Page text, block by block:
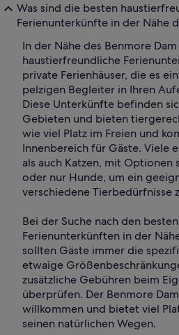
Was sind die besten
Ferienunterkünfte in der Nähe
In der Nähe des Benmore
haustierfreundliche
private Ferienhäuser, die es
pelzigen Begleiter in Ihren
Diese Unterkünfte befinden
Gebieten und bieten
wie viel Platz im Freien und
Innenbereich für Gäste. Viele
als auch Katzen, mit
oder nur Hunde, um ein
verschiedene Tierbedürfnisse
Bei der Suche nach den
Ferienunterkünften in der
sollten Gäste immer die
etwaige
zusätzliche Gebühren beim
überprüfen. Der Benmore
willkommen und bietet viel
seinen natürlichen Wegen.